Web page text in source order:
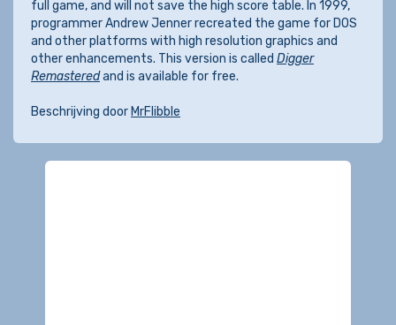
full game, and will not save the high score table. In 1999,
programmer Andrew Jenner recreated the game for DOS
and other platforms with high resolution graphics and
other enhancements. This version is called Digger
Remasteredand is available for free.
Beschrijving door MrFlibble